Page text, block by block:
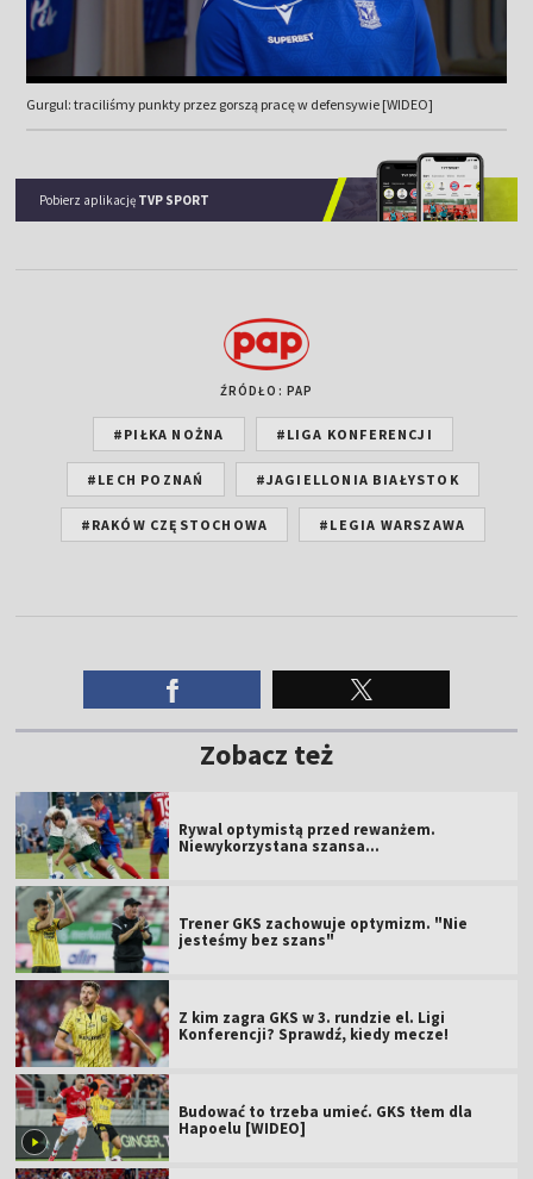
Gurgul: traciliśmy punkty przez gorszą pracę w defensywie [WIDEO]
Pobierz aplikację TVP SPORT
ŹRÓDŁO: PAP
#PIŁKA NOŻNA #LIGA KONFERENCJI
#LECH POZNAŃ #JAGIELLONIA BIAŁYSTOK
#RAKÓW CZĘSTOCHOWA #LEGIA WARSZAWA
Zobacz też
Rywal optymistą przed rewanżem.
Niewykorzystana szansa...
Trener GKS zachowuje optymizm. "Nie
jesteśmy bez szans"
Z kim zagra GKS w 3. rundzie el. Ligi
Konferencji? Sprawdź, kiedy mecze!
Budować to trzeba umieć. GKS tłem dla
Hapoelu [WIDEO]